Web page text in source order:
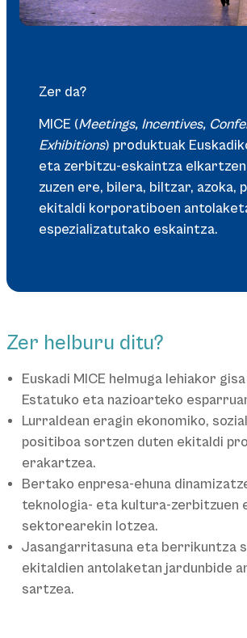
Zer da?
MICE (Meetings, Incentives,
Exhibitions) produktuak
eta zerbitzu-eskaintza elkartzen
zuzen ere, bilera, biltzar, azoka,
ekitaldi korporatiboen
espezializatutako eskaintza.
Zer helburu ditu?
Euskadi MICE helmuga lehiakor
Estatuko eta nazioarteko
Lurraldean eragin ekonomiko,
positiboa sortzen duten ekitaldi
erakartzea.
Bertako enpresa-ehuna
teknologia- eta kultura-zerbitzuen
sektorearekin lotzea.
Jasangarritasuna eta berrikuntza
ekitaldien antolaketan jardunbide
sartzea.